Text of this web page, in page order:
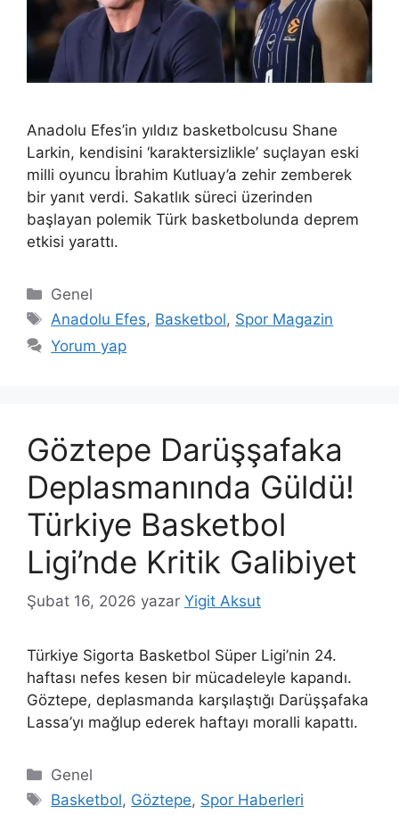
Anadolu Efes’in yıldız basketbolcusu Shane
Larkin, kendisini ‘karaktersizlikle’ suçlayan eski
milli oyuncu İbrahim Kutluay’a zehir zemberek
bir yanıt verdi. Sakatlık süreci üzerinden
başlayan polemik Türk basketbolunda deprem
etkisi yarattı.
Kategoriler
Genel
Etiketler
Anadolu Efes, Basketbol, Spor Magazin
Yorum yap
Göztepe Darüşşafaka
Deplasmanında Güldü!
Türkiye Basketbol
Ligi’nde Kritik Galibiyet
Şubat 16, 2026 yazar Yigit Aksut
Türkiye Sigorta Basketbol Süper Ligi’nin 24.
haftası nefes kesen bir mücadeleyle kapandı.
Göztepe, deplasmanda karşılaştığı Darüşşafaka
Lassa’yı mağlup ederek haftayı moralli kapattı.
Kategoriler
Genel
Etiketler
Basketbol, Göztepe, Spor Haberleri